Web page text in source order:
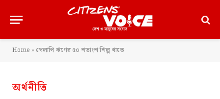
Home » খেলাপি ঋণের ৫০ শতাংশ শিল্প খাতে
অর্থনীতি